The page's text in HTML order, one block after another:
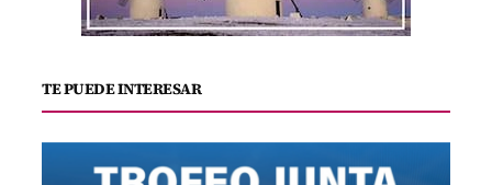
TE PUEDE INTERESAR